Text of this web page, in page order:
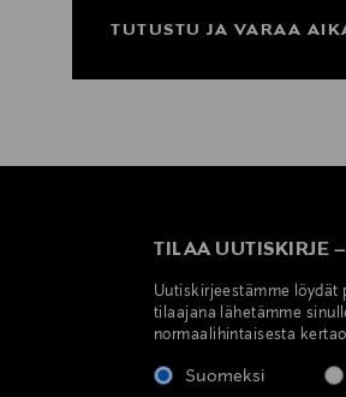
TUTUSTU JA VARAA
TILAA UUTISKIRJE –
Uutiskirjeestämme löydät
tilaajana lähetämme
normaalihintaisesta
Suomeksi